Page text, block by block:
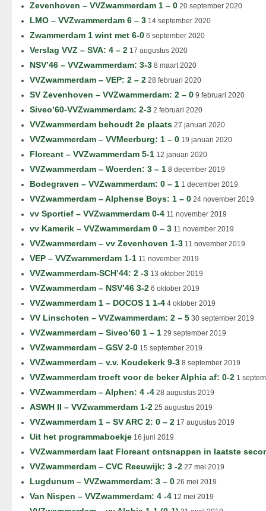
Zevenhoven – VVZwammerdam 1 – 0 20 september 2020
LMO – VVZwammerdam 6 – 3 14 september 2020
Zwammerdam 1 wint met 6-0 6 september 2020
Verslag VVZ – SVA: 4 – 2 17 augustus 2020
NSV’46 – VVZwammerdam: 3-3 8 maart 2020
VVZwammerdam – VEP: 2 – 2 28 februari 2020
SV Zevenhoven – VVZwammerdam: 2 – 0 9 februari 2020
Siveo’60-VVZwammerdam: 2-3 2 februari 2020
VVZwammerdam behoudt 2e plaats 27 januari 2020
VVZwammerdam – VVMeerburg: 1 – 0 19 januari 2020
Floreant – VVZwammerdam 5-1 12 januari 2020
VVZwammerdam – Woerden: 3 – 1 8 december 2019
Bodegraven – VVZwammerdam: 0 – 1 1 december 2019
VVZwammerdam – Alphense Boys: 1 – 0 24 november 2019
vv Sportief – VVZwammerdam 0-4 11 november 2019
vv Kamerik – VVZwammerdam 0 – 3 11 november 2019
VVZwammerdam – vv Zevenhoven 1-3 11 november 2019
VEP – VVZwammerdam 1-1 11 november 2019
VVZwammerdam-SCH’44: 2 -3 13 oktober 2019
VVZwammerdam – NSV’46 3-2 6 oktober 2019
VVZwammerdam 1 – DOCOS 1 1-4 4 oktober 2019
VV Linschoten – VVZwammerdam: 2 – 5 30 september 2019
VVZwammerdam – Siveo’60 1 – 1 29 september 2019
VVZwammerdam – GSV 2-0 15 september 2019
VVZwammerdam – v.v. Koudekerk 9-3 8 september 2019
VVZwammerdam troeft voor de beker Alphia af: 0-2 1
VVZwammerdam – Alphen: 4 -4 28 augustus 2019
ASWH II – VVZwammerdam 1-2 25 augustus 2019
VVZwammerdam 1 – SV ARC 2: 0 – 2 17 augustus 2019
Uit het programmaboekje 16 juni 2019
VVZwammerdam laat Floreant ontsnappen in laatste
VVZwammerdam – CVC Reeuwijk: 3 -2 27 mei 2019
Lugdunum – VVZwammerdam: 3 – 0 26 mei 2019
Van Nispen – VVZwammerdam: 4 -4 12 mei 2019